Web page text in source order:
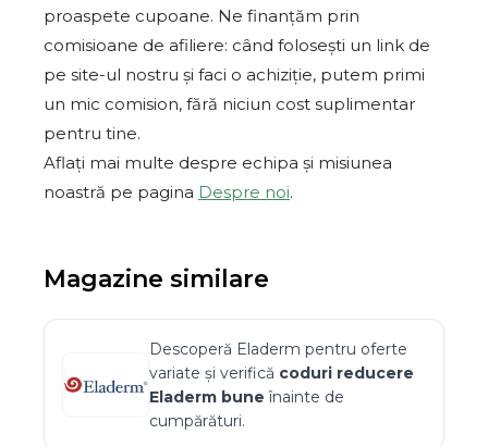
proaspete cupoane. Ne finanțăm prin
comisioane de afiliere: când folosești un link de
pe site-ul nostru și faci o achiziție, putem primi
un mic comision, fără niciun cost suplimentar
pentru tine.
Aflați mai multe despre echipa și misiunea
noastră pe pagina Despre noi.
Magazine similare
Descoperă Eladerm pentru oferte
variate și verifică coduri reducere
Eladerm bune înainte de
cumpărături.